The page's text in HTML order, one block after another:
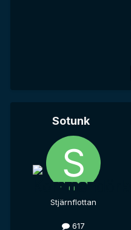
Sotunk
Stjärnflottan
617